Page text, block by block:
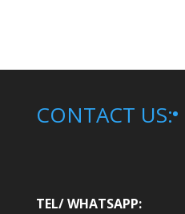
r
a
e
CONTACT US:
TEL/ WHATSAPP: